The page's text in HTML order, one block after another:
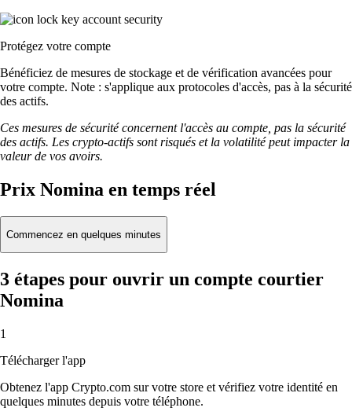
Protégez votre compte
Bénéficiez de mesures de stockage et de vérification avancées pour
votre compte. Note : s'applique aux protocoles d'accès, pas à la sécurité
des actifs.
Ces mesures de sécurité concernent l'accès au compte, pas la sécurité
des actifs. Les crypto-actifs sont risqués et la volatilité peut impacter la
valeur de vos avoirs.
Prix Nomina en temps réel
Commencez en quelques minutes
3 étapes pour ouvrir un compte courtier
Nomina
1
Télécharger l'app
Obtenez l'app Crypto.com sur votre store et vérifiez votre identité en
quelques minutes depuis votre téléphone.